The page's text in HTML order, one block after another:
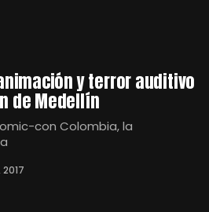
y terror auditivo
de Medellín
con Colombia, la
2017